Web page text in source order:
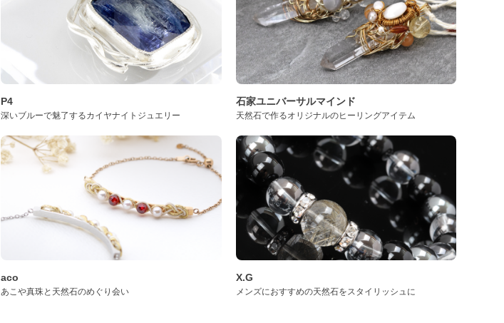
P4
深いブルーで魅了するカイヤナイトジュエリー
石家ユニバーサルマインド
天然石で作るオリジナルのヒーリングアイテム
aco
あこや真珠と天然石のめぐり会い
X.G
メンズにおすすめの天然石をスタイリッシュに